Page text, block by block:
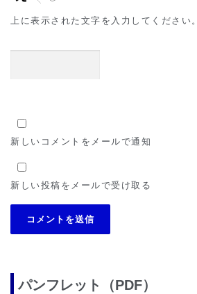
上に表示された文字を入力してください。
新しいコメントをメールで通知
新しい投稿をメールで受け取る
パンフレット（PDF）